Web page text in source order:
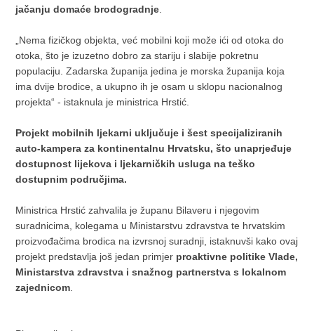
jačanju domaće brodogradnje
„Nema fizičkog objekta, već mobilni koji može ići od otoka do
otoka, što je izuzetno dobro za stariju i slabije pokretnu
populaciju. Zadarska županija jedina je morska županija koja
ima dvije brodice, a ukupno ih je osam u sklopu nacionalnog
projekta“ - istaknula je ministrica Hrstić.
Projekt mobilnih ljekarni uključuje i šest specijaliziranih
auto-kampera za kontinentalnu Hrvatsku, što unaprjeđuje
dostupnost lijekova i ljekarničkih usluga na teško
dostupnim područjima.
Ministrica Hrstić zahvalila je županu Bilaveru i njegovim
suradnicima, kolegama u Ministarstvu zdravstva te hrvatskim
proizvođačima brodica na izvrsnoj suradnji, istaknuvši kako ovaj
projekt predstavlja još jedan primjer proaktivne politike Vlade,
Ministarstva zdravstva i snažnog partnerstva s lokalnom
zajednicom